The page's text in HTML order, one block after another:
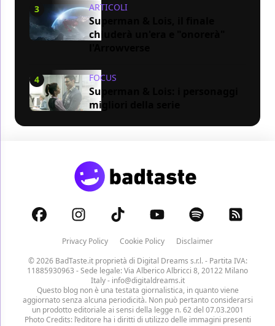
3 ARTICOLI
Superman & Lois, il finale
chiuderà un'era e "onorerà"
4 FOCUS
Superman & Lois: i personaggi
migliori della serie
Privacy Policy Cookie Policy
Disclaimer
© 2026 BadTaste.it proprietà di Digital Dreams s.r.l.- Partita IVA:
11885930963 - Sede legale: Via Alberico Albricci 8, 20122 Milano
Italy - info@digitaldreams.it
Questo blog non è una testata giornalistica, in quanto viene
aggiornato senza alcuna periodicità. Non può pertanto considerarsi
un prodotto editoriale ai sensi della legge n. 62 del 07.03.2001
Photo Credits: l’editore ha i diritti di utilizzo delle immagini presenti